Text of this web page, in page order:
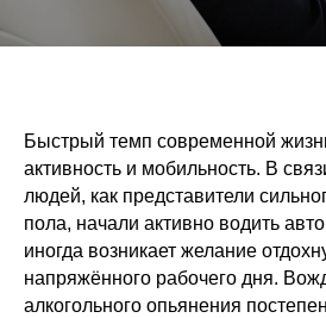
Быстрый темп современной
активность и мобильность. В
людей, как представители
пола, начали активно водить
иногда возникает желание
напряжённого рабочего дня.
алкогольного опьянения